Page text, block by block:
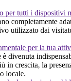
per tutti i dispositivi
completamente
utilizzato dai
per la tua
divenuta
in crescita, la
locale.